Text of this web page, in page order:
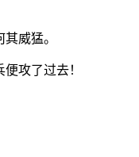
威猛。
攻了过去！